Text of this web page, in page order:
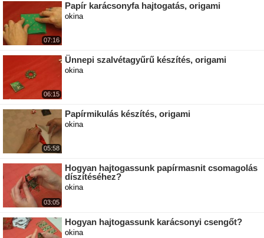
07:16
Papír karácsonyfa hajtogatás, origami
okina
06:15
Ünnepi szalvétagyűrű készítés, origami
okina
05:58
Papírmikulás készítés, origami
okina
03:05
Hogyan hajtogassunk papírmasnit csomagolás
díszítéséhez?
okina
Hogyan hajtogassunk karácsonyi csengőt?
okina